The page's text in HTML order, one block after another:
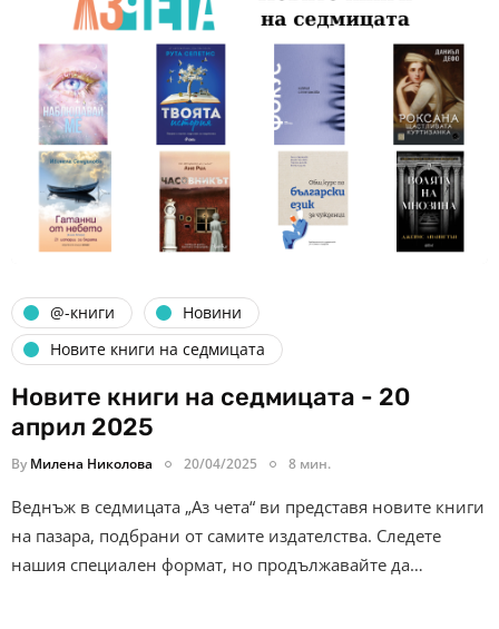
@-книги
Новини
Новите книги на седмицата
Новите книги на седмицата - 20
април 2025
By Милена Николова 20/04/2025 8 мин.
Веднъж в седмицата „Аз чета“ ви представя новите книги
на пазара, подбрани от самите издателства. Следете
нашия специален формат, но продължавайте да…